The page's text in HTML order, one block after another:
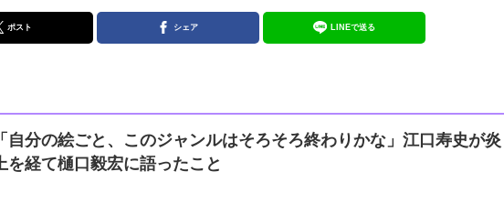
ポスト シェア LINEで送る
「自分の絵ごと、このジャンルはそろそろ終わりかな」江口寿史が炎
上を経て樋口毅宏に語ったこと